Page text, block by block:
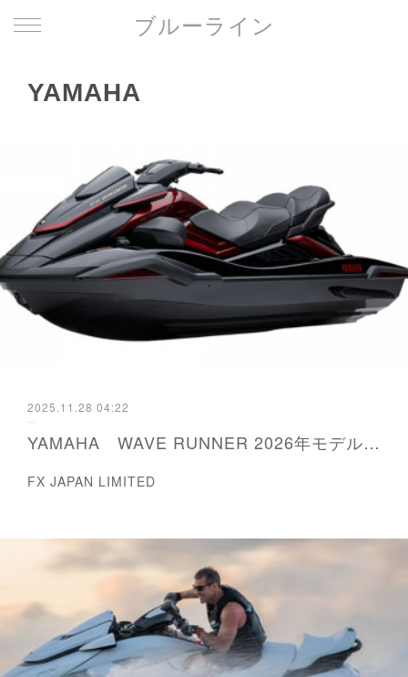
ブルーライン
YAMAHA
2025.11.28 04:22
YAMAHA WAVE RUNNER 2026年モデル発表
FX JAPAN LIMITED